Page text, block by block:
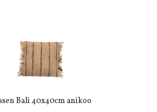
Bali 40x40cm anikoo